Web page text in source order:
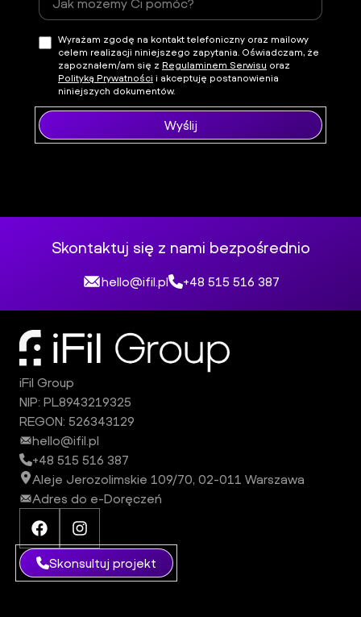
Wyrażam zgodę na kontakt telefoniczny oraz mailowy
celem realizacji niniejszego zapytania. Oświadczam, że
zapoznałem/am się z Regulaminem Serwisu oraz
Polityką Prywatności i akceptuję postanowienia
niniejszych dokumentów.
Wyślij
Skontaktuj się z nami bezpośrednio
hello@ifil.pl +48 515 516 387
iFil Group
NIP: PL8943219325
REGON: 526343129
hello@ifil.pl
+48 515 516 387
Aleje Jerozolimskie 109/70, 02-011 Warszawa
Adres do e-Doręczeń
Facebook iFil Group
Skonsultuj projekt